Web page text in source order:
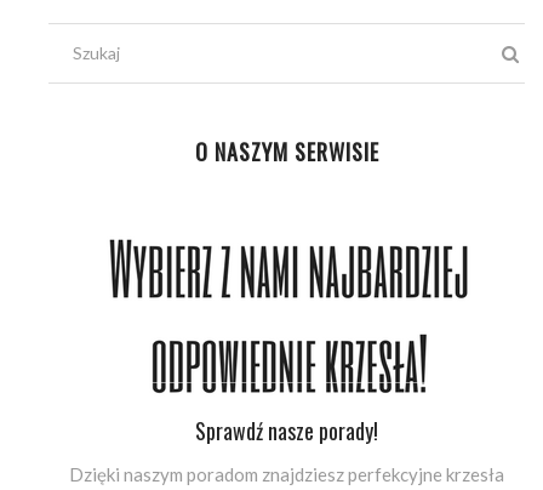
O NASZYM SERWISIE
Sprawdź nasze porady!
Dzięki naszym poradom znajdziesz perfekcyjne krzesła